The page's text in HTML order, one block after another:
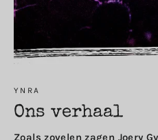
YNRA
Ons verhaal
Zoals zovelen zagen Joery